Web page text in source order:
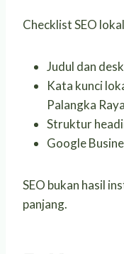
Checklist SEO
Judul dan
Kata kunci
Palangka
Struktur
Google
SEO bukan hasil
panjang.